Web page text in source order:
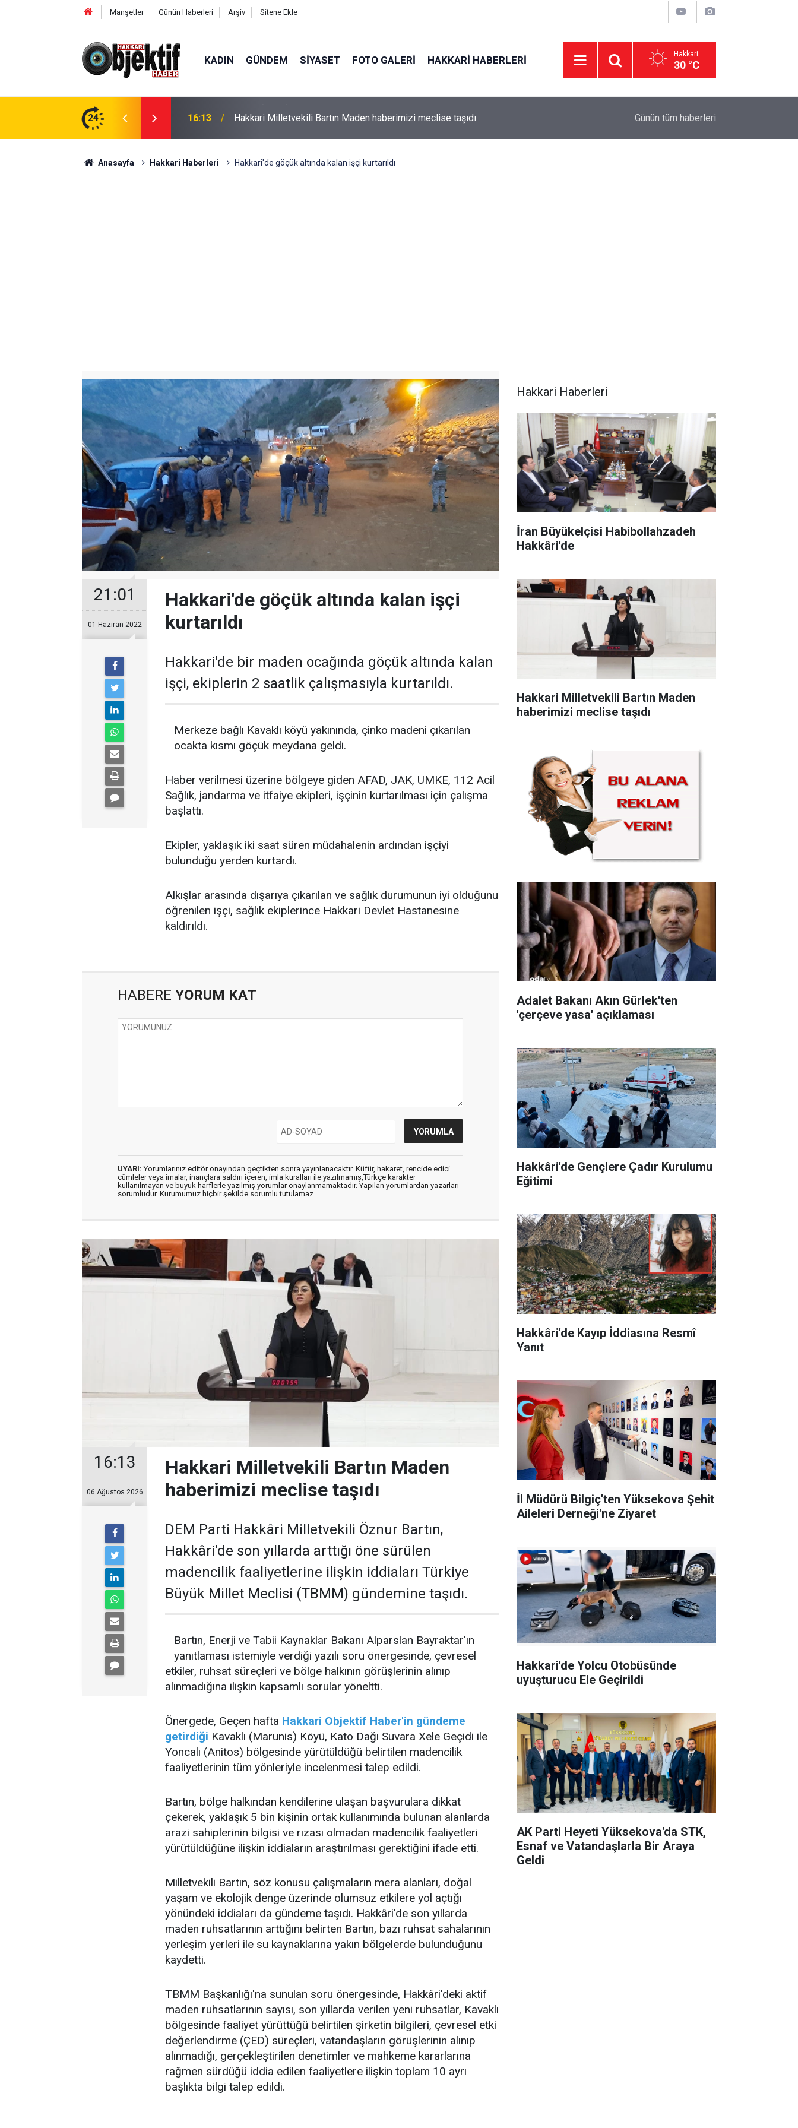
Manşetler Günün Haberleri Arşiv Sitene Ekle
KADIN GÜNDEM SIYASET FOTO GALERI HAKKARI HABERLERI Hakkari
30 °C
24 16:13 Hakkari Milletvekili Bartın Maden haberimizi meclise taşıdı Adalet Bakanı Akın Gürlek'ten 'çerçeve yasa'
Günün tüm haberleri
Anasayfa Hakkari Haberleri Hakkari'de göçük altında kalan işçi kurtarıldı
21:01
01 Haziran 2022
Hakkari'de göçük altında kalan işçi
kurtarıldı
Hakkari'de bir maden ocağında göçük altında kalan
işçi, ekiplerin 2 saatlik çalışmasıyla kurtarıldı.
Merkeze bağlı Kavaklı köyü yakınında, çinko madeni çıkarılan
ocakta kısmı göçük meydana geldi.
Haber verilmesi üzerine bölgeye giden AFAD, JAK, UMKE, 112 Acil
Sağlık, jandarma ve itfaiye ekipleri, işçinin kurtarılması için çalışma
başlattı.
Ekipler, yaklaşık iki saat süren müdahalenin ardından işçiyi
bulunduğu yerden kurtardı.
Alkışlar arasında dışarıya çıkarılan ve sağlık durumunun iyi olduğunu
öğrenilen işçi, sağlık ekiplerince Hakkari Devlet Hastanesine
kaldırıldı.
HABERE YORUM KAT
UYARI: Yorumlarınız editör onayından geçtikten sonra yayınlanacaktır. Küfür, hakaret, rencide edici
cümleler veya imalar, inançlara saldırı içeren, imla kuralları ile yazılmamış,Türkçe karakter
kullanılmayan ve büyük harflerle yazılmış yorumlar onaylanmamaktadır. Yapılan yorumlardan yazarları
sorumludur. Kurumumuz hiçbir şekilde sorumlu tutulamaz.
16:13
06 Ağustos 2026
Hakkari Milletvekili Bartın Maden
haberimizi meclise taşıdı
DEM Parti Hakkâri Milletvekili Öznur Bartın,
Hakkâri'de son yıllarda arttığı öne sürülen
madencilik faaliyetlerine ilişkin iddiaları Türkiye
Büyük Millet Meclisi (TBMM) gündemine taşıdı.
Bartın, Enerji ve Tabii Kaynaklar Bakanı Alparslan Bayraktar'ın
yanıtlaması istemiyle verdiği yazılı soru önergesinde, çevresel
etkiler, ruhsat süreçleri ve bölge halkının görüşlerinin alınıp
alınmadığına ilişkin kapsamlı sorular yöneltti.
Önergede, Geçen hafta Hakkari Objektif Haber'in gündeme
getirdiği Kavaklı (Marunis) Köyü, Kato Dağı Suvara Xele Geçidi ile
Yoncalı (Anitos) bölgesinde yürütüldüğü belirtilen madencilik
faaliyetlerinin tüm yönleriyle incelenmesi talep edildi.
Bartın, bölge halkından kendilerine ulaşan başvurulara dikkat
çekerek, yaklaşık 5 bin kişinin ortak kullanımında bulunan alanlarda
arazi sahiplerinin bilgisi ve rızası olmadan madencilik faaliyetleri
yürütüldüğüne ilişkin iddiaların araştırılması gerektiğini ifade etti.
Milletvekili Bartın, söz konusu çalışmaların mera alanları, doğal
yaşam ve ekolojik denge üzerinde olumsuz etkilere yol açtığı
yönündeki iddiaları da gündeme taşıdı. Hakkâri'de son yıllarda
maden ruhsatlarının arttığını belirten Bartın, bazı ruhsat sahalarının
yerleşim yerleri ile su kaynaklarına yakın bölgelerde bulunduğunu
kaydetti.
TBMM Başkanlığı'na sunulan soru önergesinde, Hakkâri'deki aktif
maden ruhsatlarının sayısı, son yıllarda verilen yeni ruhsatlar, Kavaklı
bölgesinde faaliyet yürüttüğü belirtilen şirketin bilgileri, çevresel etki
değerlendirme (ÇED) süreçleri, vatandaşların görüşlerinin alınıp
alınmadığı, gerçekleştirilen denetimler ve mahkeme kararlarına
rağmen sürdüğü iddia edilen faaliyetlere ilişkin toplam 10 ayrı
başlıkta bilgi talep edildi.
Hakkari Haberleri
İran Büyükelçisi Habibollahzadeh
Hakkâri'de
Hakkari Milletvekili Bartın Maden
haberimizi meclise taşıdı
Adalet Bakanı Akın Gürlek'ten
'çerçeve yasa' açıklaması
Hakkâri'de Gençlere Çadır Kurulumu
Eğitimi
Hakkâri'de Kayıp İddiasına Resmî
Yanıt
İl Müdürü Bilgiç'ten Yüksekova Şehit
Aileleri Derneği'ne Ziyaret
Hakkari'de Yolcu Otobüsünde
uyuşturucu Ele Geçirildi
AK Parti Heyeti Yüksekova'da STK,
Esnaf ve Vatandaşlarla Bir Araya
Geldi